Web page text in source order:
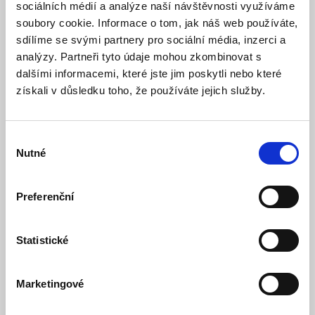
sociálních médií a analýze naší návštěvnosti využíváme
soubory cookie. Informace o tom, jak náš web používáte,
sdílíme se svými partnery pro sociální média, inzerci a
analýzy. Partneři tyto údaje mohou zkombinovat s
dalšími informacemi, které jste jim poskytli nebo které
získali v důsledku toho, že používáte jejich služby.
souhlasu
Nutné
Preferenční
Statistické
Marketingové
CP PLUS CP-UNC-C13L1-VMW 1.3 Mpix vnitřní
IP kamera s IR a WiFi
1 330 Kč
Detail Do košíku